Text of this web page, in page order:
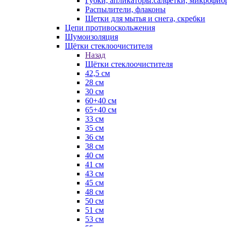
Распылители, флаконы
Щетки для мытья и снега, скребки
Цепи противоскольжения
Шумоизоляция
Щётки стеклоочистителя
Назад
Щётки стеклоочистителя
42,5 см
28 см
30 см
60+40 см
65+40 см
33 см
35 см
36 см
38 см
40 см
41 см
43 см
45 см
48 см
50 см
51 см
53 см